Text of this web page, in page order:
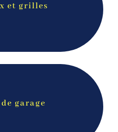
et grilles
garage